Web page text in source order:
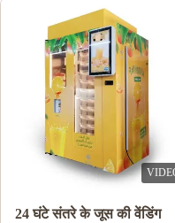
VIDEO
आइस स्लश मशीन